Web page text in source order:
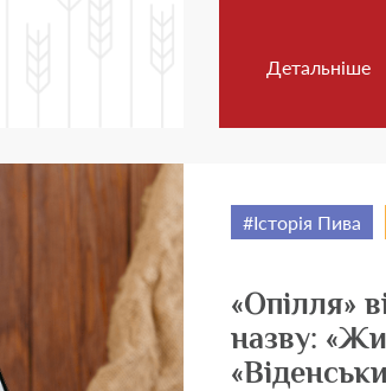
Детальніше
Історія Пива
«Опілля»
назву: